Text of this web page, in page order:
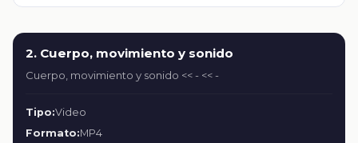
2. Cuerpo, movimiento y sonido
Cuerpo, movimiento y sonido << - << -
Tipo:Video
Formato:MP4